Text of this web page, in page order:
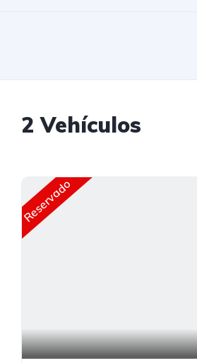
2 Vehículos
Reservado